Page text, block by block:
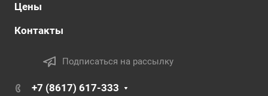
Цены
Контакты
Подписаться на рассылку
+7 (8617) 617-333